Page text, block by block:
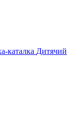
каталка Дитячий